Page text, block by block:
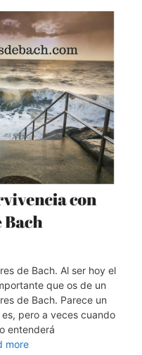
de Bach. Al ser hoy el
que os de un
de Bach. Parece un
pero a veces cuando
entenderá
more